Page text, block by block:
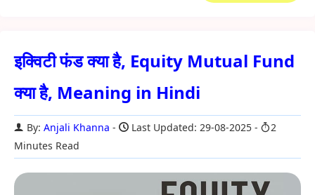
इक्विटी फंड क्या है, Equity Mutual Fund
क्या है, Meaning in Hindi
By: Anjali Khanna Last Updated: 29-08-2025
2
Minutes Read